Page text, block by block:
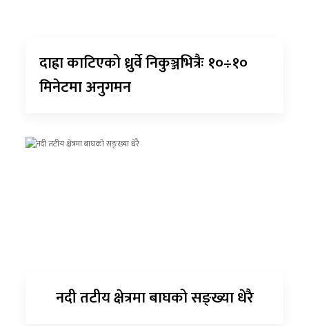
दाह्रा काटिएको ध्रुर्वे निकुञ्जभित्रैः १०÷१०
मिनेटमा अनुगमन
नदी तटीय क्षेत्रमा बाघको सङ्ख्या धेरै